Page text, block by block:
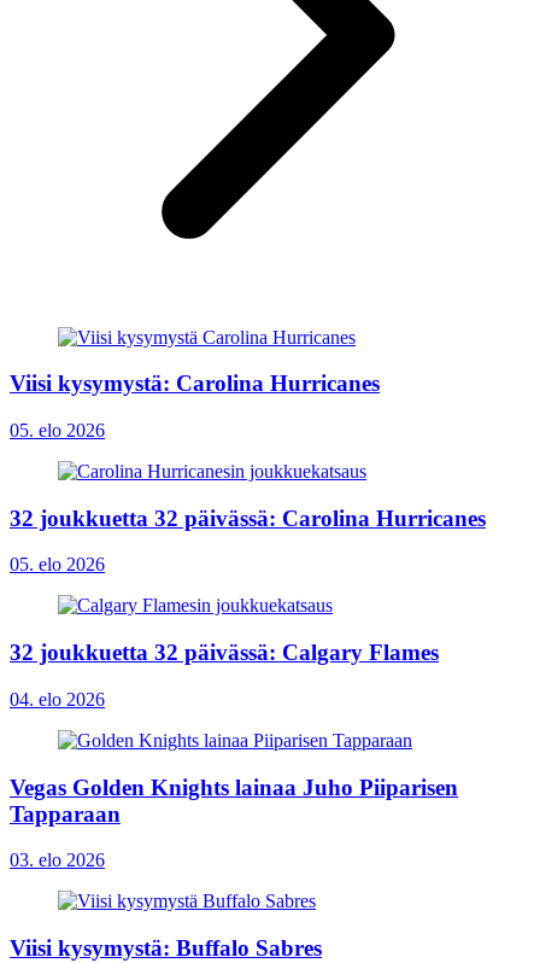
Viisi kysymystä: Carolina Hurricanes
05. elo 2026
32 joukkuetta 32 päivässä: Carolina Hurricanes
05. elo 2026
32 joukkuetta 32 päivässä: Calgary Flames
04. elo 2026
Vegas Golden Knights lainaa Juho Piiparisen
Tapparaan
03. elo 2026
Viisi kysymystä: Buffalo Sabres